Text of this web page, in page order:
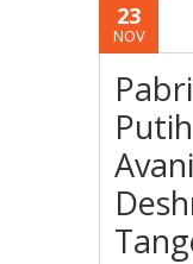
23
NOV